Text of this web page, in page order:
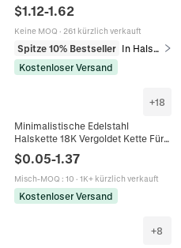
Anhänger Minimalistische Lange
Pulloverkette
$1.12-1.62
Keine MOQ · 261 kürzlich verkauft
Spitze 10% Bestseller
Kostenloser Versand
+18
Minimalistische Edelstahl
Halskette 18K Vergoldet Kette Für
Damen Mode Schmuck Schlangen
Box Kreuz Pendler Stil
$0.05-1.37
Misch-MOQ : 10 · 1K+ kürzlich verkauft
Kostenloser Versand
+8